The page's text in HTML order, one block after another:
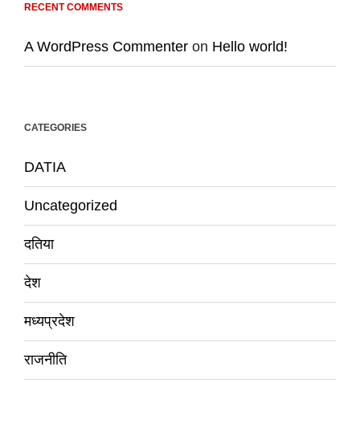
RECENT COMMENTS
A WordPress Commenter on Hello world!
CATEGORIES
DATIA
Uncategorized
दतिया
देश
मध्यप्रदेश
राजनीति